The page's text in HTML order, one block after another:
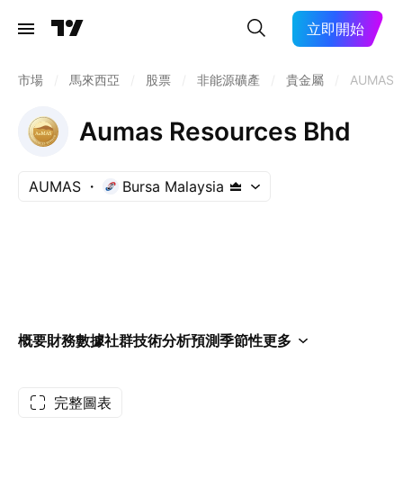
立即開始
市場 馬來西亞 股票 非能源礦產 貴金屬 AUMAS
Aumas Resources Bhd
AUMAS Bursa Malaysia
概要財務數據社群技術分析預測季節性更多
完整圖表